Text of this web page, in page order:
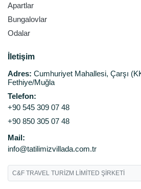
Apartlar
Bungalovlar
Odalar
İletişim
Adres: Cumhuriyet Mahallesi, Çarşı
Fethiye/Muğla
Telefon:
+90 545 309 07 48
+90 850 305 07 48
Mail:
info@tatilimizvillada.com.tr
C&F TRAVEL TURİZM LİMİTED ŞİRKETİ